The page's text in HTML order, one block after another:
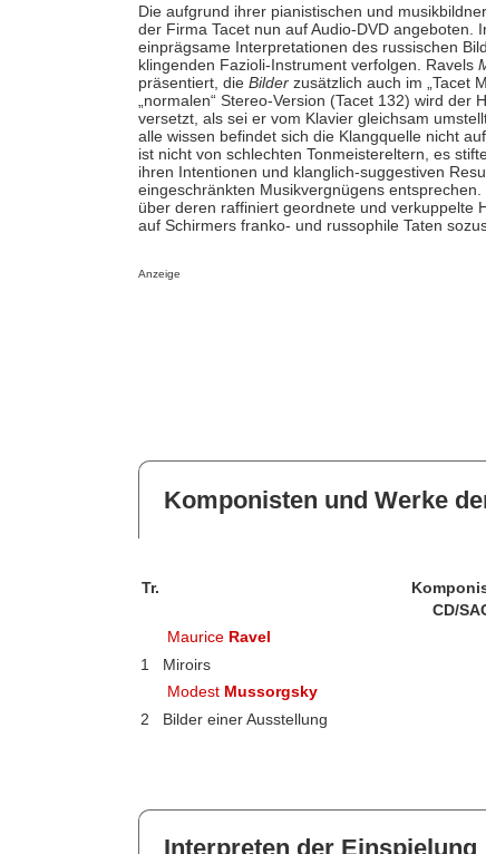
Die aufgrund ihrer pianistischen und
der Firma Tacet nun auf Audio-DVD angeboten.
einprägsame Interpretationen des russischen
klingenden Fazioli-Instrument verfolgen. Ravels
präsentiert, die Bilderzusätzlich auch im „Tacet
„normalen“ Stereo-Version (Tacet 132) wird
versetzt, als sei er vom Klavier gleichsam
alle wissen befindet sich die Klangquelle nicht
ist nicht von schlechten Tonmeistereltern, es
ihren Intentionen und klanglich-suggestiven
eingeschränkten Musikvergnügens
über deren raffiniert geordnete und verkuppelte
auf Schirmers franko- und russophile Taten
Anzeige
Komponisten und Werke
Tr.
CD/
Maurice Ravel
1
Miroirs
Modest Mussorgsky
2
Bilder einer Ausstellung
Interpreten der Einspielung